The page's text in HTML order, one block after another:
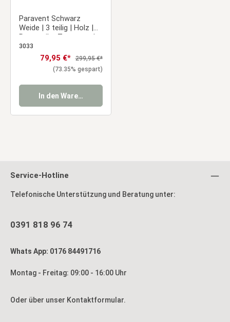
Paravent Schwarz
Weide | 3 teilig | Holz |
Raumteiler Trennwand
Sichtschutz
3033
Verkaufspreis:
79,95 €* Regulärer Preis:
299,95 €*
(73.35% gespart)
In den Warenkorb
Service-Hotline
Telefonische Unterstützung und Beratung unter:
0391 818 96 74
Whats App: 0176 84491716
Montag - Freitag: 09:00 - 16:00 Uhr
Oder über unser Kontaktformular.